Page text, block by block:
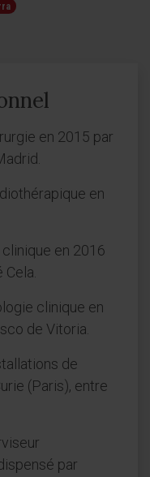
en 2015 par
en
en 2016
clinique en
de Vitoria.
de
(Paris), entre
par